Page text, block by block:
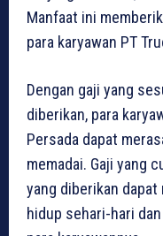
Manfaat ini
para karyawan PT
Dengan gaji yang
diberikan, para
Persada dapat
memadai. Gaji yang
yang diberikan
hidup sehari-hari